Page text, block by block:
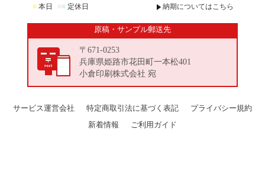
■ 本日 ■■ 定休日 納期についてはこちら
原稿・サンプル郵送先
〒671-0253
兵庫県姫路市花田町一本松401
小倉印刷株式会社 宛
サービス運営会社 特定商取引法に基づく表記
プライバシー規約
新着情報
ご利用ガイド